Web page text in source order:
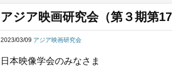
アジア映画研究会（第３期第
2023/03/09 アジア映画研究会
日本映像学会のみなさま